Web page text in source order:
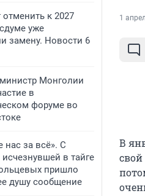
отменить к 2027
уже
замену. Новости 6
Монголии
в
форуме во
нас за всё». С
в тайге
пришло
душу сообщение
1
В
свой